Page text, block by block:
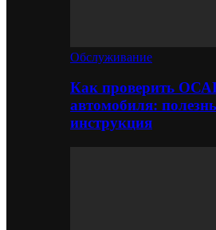
Обслуживание
Как проверить
автомобиля:
инструкция